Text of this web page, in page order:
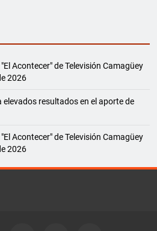
Acontecer" de Televisión Camagüey
2026
elevados resultados en el aporte de
Acontecer" de Televisión Camagüey
2026